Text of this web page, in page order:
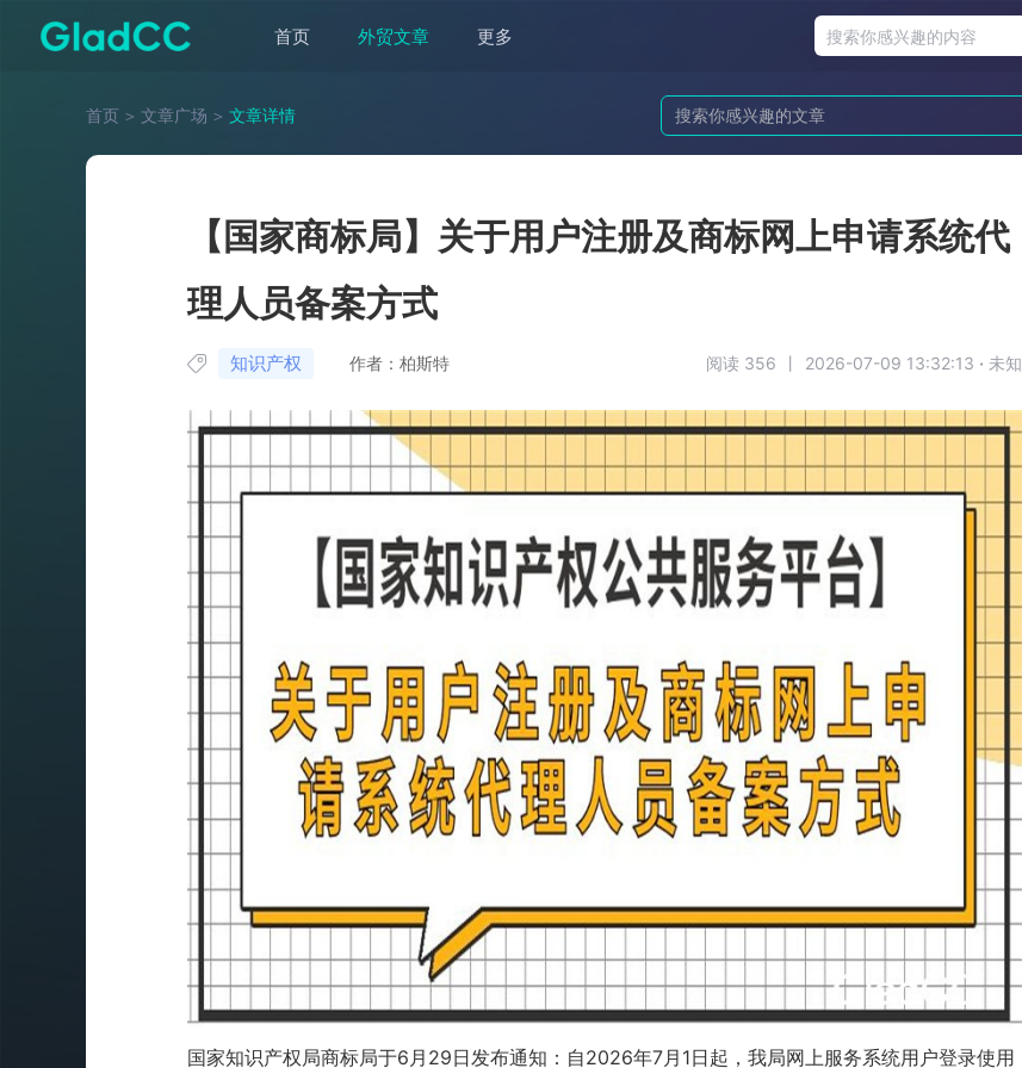
首页 外贸文章 更多
首页 ＞ 文章广场 ＞ 文章详情
【国家商标局】关于用户注册及商标网上申请系统代
理人员备案方式
知识产权 作者：柏斯特 阅读 356 丨 2026-07-09 13:32:13 · 未知
国家知识产权局商标局于6月29日发布通知：自2026年7月1日起，我局网上服务系统用户登录使用